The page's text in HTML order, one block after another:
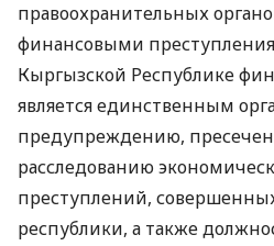
правоохранительных
финансовыми
Кыргызской Республике
является единственным
предупреждению,
расследованию
преступлений,
республики, а также